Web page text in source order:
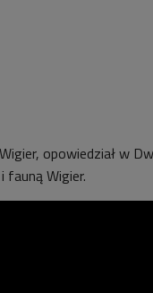
opowiedział w
Wigier.